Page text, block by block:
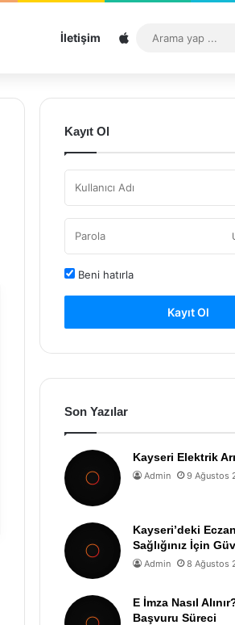
İletişim Sitemap
Kayıt Ol
Beni hatırla
Kayıt Ol
Son Yazılar
Kayseri Elektrik
Admin 9 Ağustos
Kayseri’deki
Sağlığınız İçin
Admin 8 Ağustos
E İmza Nasıl
Başvuru Süreci